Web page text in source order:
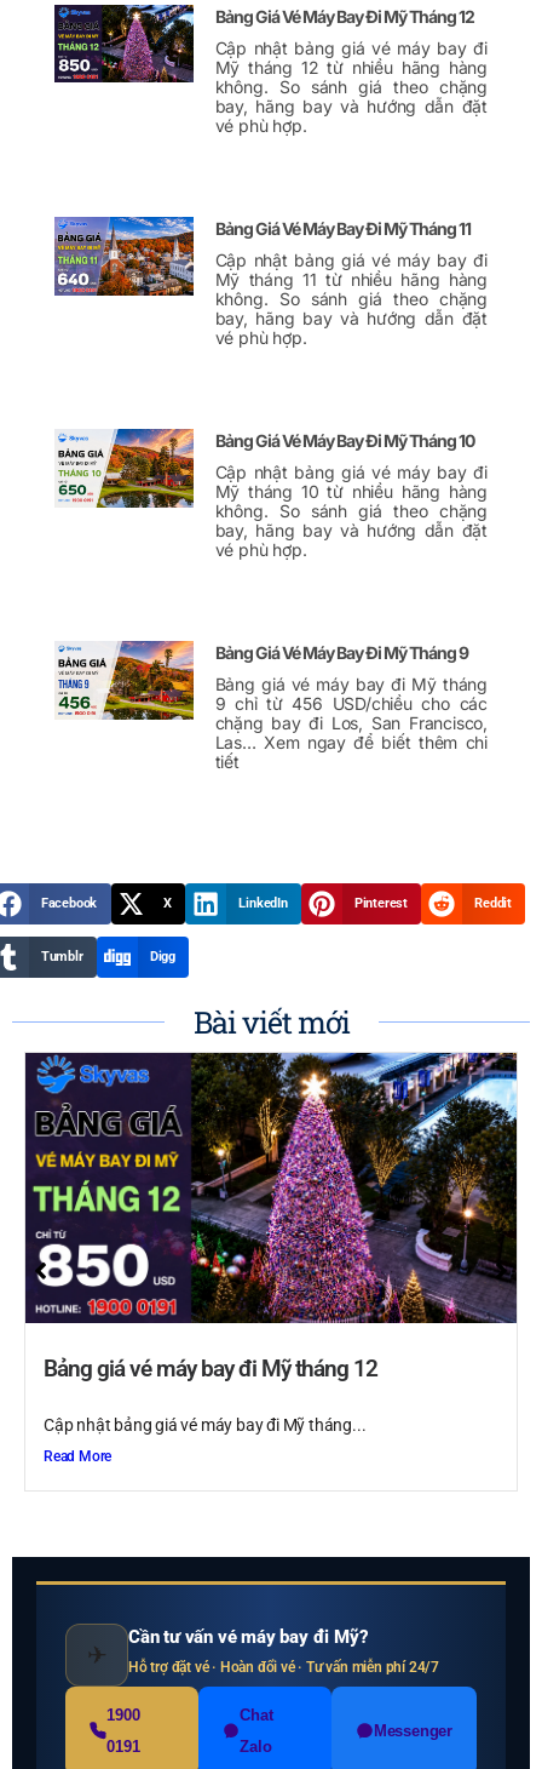
Bảng Giá Vé Máy Bay Đi Mỹ Tháng 12
Cập nhật bảng giá vé máy bay đi
Mỹ tháng 12 từ nhiều hãng hàng
không. So sánh giá theo chặng
bay, hãng bay và hướng dẫn đặt
vé phù hợp.
Bảng Giá Vé Máy Bay Đi Mỹ Tháng 11
Cập nhật bảng giá vé máy bay đi
Mỹ tháng 11 từ nhiều hãng hàng
không. So sánh giá theo chặng
bay, hãng bay và hướng dẫn đặt
vé phù hợp.
Bảng Giá Vé Máy Bay Đi Mỹ Tháng 10
Cập nhật bảng giá vé máy bay đi
Mỹ tháng 10 từ nhiều hãng hàng
không. So sánh giá theo chặng
bay, hãng bay và hướng dẫn đặt
vé phù hợp.
Bảng Giá Vé Máy Bay Đi Mỹ Tháng 9
Bảng giá vé máy bay đi Mỹ tháng
9 chỉ từ 456 USD/chiều cho các
chặng bay đi Los, San Francisco,
Las… Xem ngay để biết thêm chi
tiết
Facebook X LinkedIn Pinterest Reddit
Tumblr Digg
Bài viết mới
Bảng giá vé máy bay đi Mỹ tháng 12
Cập nhật bảng giá vé máy bay đi Mỹ tháng...
Read More
✈
Cần tư vấn vé máy bay đi Mỹ?
Hỗ trợ đặt vé · Hoàn đổi vé · Tư vấn miễn phí 24/7
1900
0191
Chat
Zalo
Messenger